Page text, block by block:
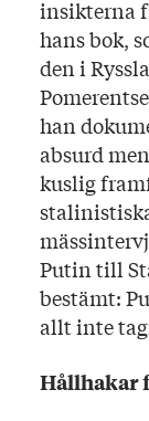
insikterna
hans bok,
den i
han
absurd
kuslig
Putin till
bestämt:
allt inte
Hållhakar